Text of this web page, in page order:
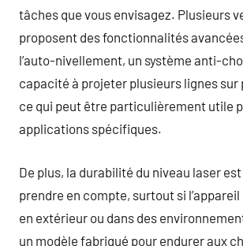
tâches que vous envisagez. Plusieurs
proposent des fonctionnalités
l’auto-nivellement, un système anti-
capacité à projeter plusieurs lignes sur
ce qui peut être particulièrement utile
applications spécifiques.
De plus, la durabilité du niveau laser
prendre en compte, surtout si
en extérieur ou dans des
un modèle fabriqué pour endurer aux